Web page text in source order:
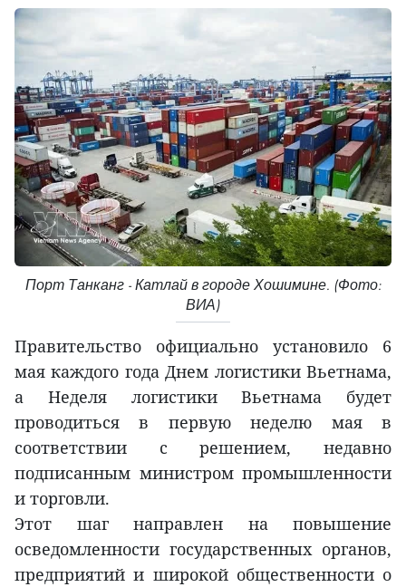
Порт Танканг - Катлай в городе Хошимине. (Фото:
ВИА)
Правительство официально установило 6
мая каждого года Днем логистики Вьетнама,
а Неделя логистики Вьетнама будет
проводиться в первую неделю мая в
соответствии с решением, недавно
подписанным министром промышленности
и торговли.
Этот шаг направлен на повышение
осведомленности государственных органов,
предприятий и широкой общественности о